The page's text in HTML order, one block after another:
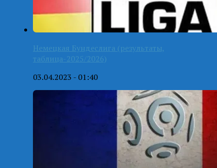
Немецкая Бундеслига (результаты,
таблица-2025/2026)
03.04.2023 - 01:40